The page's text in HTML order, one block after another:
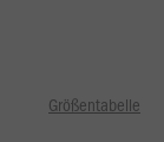
Größentabelle